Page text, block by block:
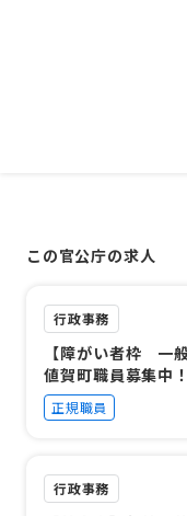
この官公庁の求人
行政事務
【障がい者枠 一
値賀町職員募集中！
正規職員
行政事務